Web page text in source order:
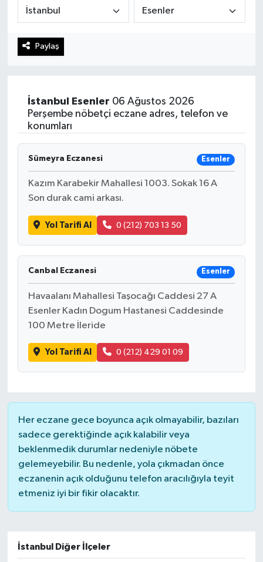
Paylaş
İstanbul Esenler 06 Ağustos 2026
Perşembe nöbetçi eczane adres, telefon ve
konumları
Sümeyra Eczanesi Esenler
Kazım Karabekir Mahallesi 1003. Sokak 16 A
Son durak cami arkası.
Yol Tarifi Al 0 (212) 703 13 50
Canbal Eczanesi Esenler
Havaalanı Mahallesi Taşocağı Caddesi 27 A
Esenler Kadın Dogum Hastanesi Caddesinde
100 Metre İleride
Yol Tarifi Al 0 (212) 429 01 09
Her eczane gece boyunca açık olmayabilir, bazıları
sadece gerektiğinde açık kalabilir veya
beklenmedik durumlar nedeniyle nöbete
gelemeyebilir. Bu nedenle, yola çıkmadan önce
eczanenin açık olduğunu telefon aracılığıyla teyit
etmeniz iyi bir fikir olacaktır.
İstanbul Diğer İlçeler
Haberde İnsan
Kültür Sanat
Manşet Altı
Resmi İlan
Sağlık
Spor
Teknoloji
Yaşam
KAHRAMANMARAŞ